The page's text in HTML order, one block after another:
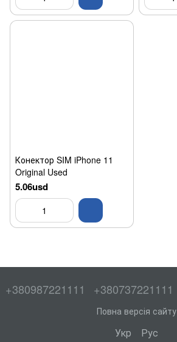
Конектор SIM iPhone 11
Original Used
5.06usd
+380987221111 +380737221111
Повна версія сайту
Укр Рус